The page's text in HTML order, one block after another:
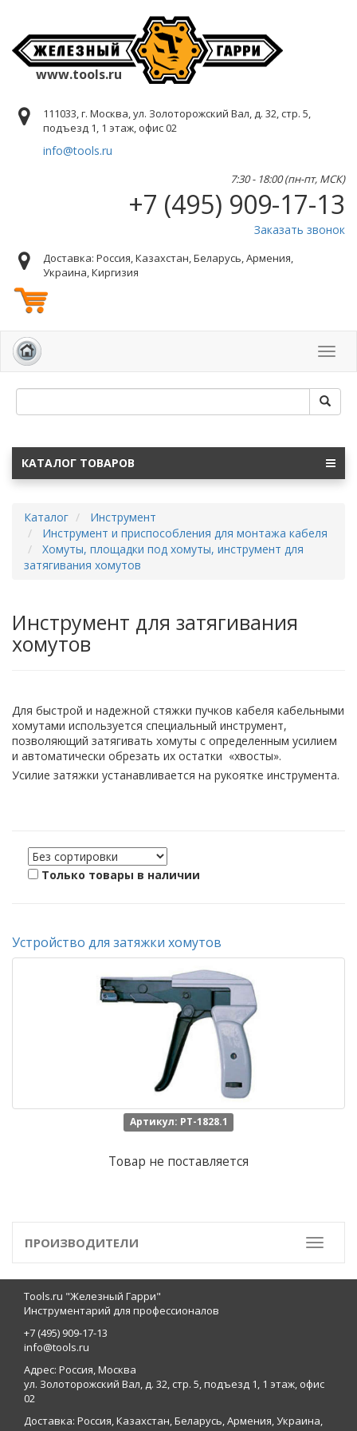
www.tools.ru
111033, г. Москва, ул. Золоторожский Вал, д. 32, стр. 5,
подъезд 1, 1 этаж, офис 02
info@tools.ru
7:30 - 18:00 (пн-пт, МСК)
+7 (495) 909-17-13
Заказать звонок
Доставка: Россия, Казахстан, Беларусь, Армения,
Украина, Киргизия
КАТАЛОГ ТОВАРОВ
Каталог
Инструмент
Инструмент и приспособления для монтажа кабеля
Хомуты, площадки под хомуты, инструмент для
затягивания хомутов
Инструмент для затягивания
хомутов
Для быстрой и надежной стяжки пучков кабеля кабельными
хомутами используется специальный инструмент,
позволяющий затягивать хомуты с определенным усилием
и автоматически обрезать их остатки  «хвосты».
Усилие затяжки устанавливается на рукоятке инструмента.
Только товары в наличии
Устройство для затяжки хомутов
Артикул: PT-1828.1
Товар не поставляется
Toggle
ПРОИЗВОДИТЕЛИ
Tools.ru "Железный Гарри"
Инструментарий для профессионалов
+7 (495) 909-17-13
info@tools.ru
Адрес: Россия, Москва
ул. Золоторожский Вал, д. 32, стр. 5, подъезд 1, 1 этаж, офис
02
Доставка: Россия, Казахстан, Беларусь, Армения, Украина,